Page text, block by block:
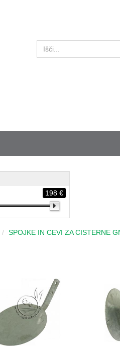
198 €
SPOJKE IN CEVI ZA CISTERNE